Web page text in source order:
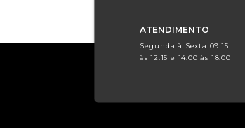
ATENDIMENTO
Segunda à Sexta 09:15
às 12:15 e 14:00 às 18:00